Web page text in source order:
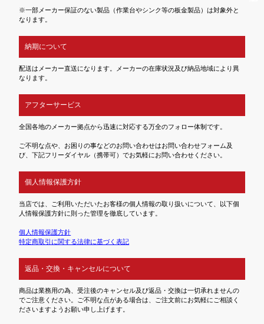
※一部メーカー保証のない製品（作業台やシンク等の板金製品）は対象外と
なります。
納期について
配送はメーカー直送になります。メーカーの在庫状況及び納品地域により異
なります。
アフターサービス
全国各地のメーカー拠点から迅速に対応する万全のフォロー体制です。
ご不明な点や、お困りの事などのお問い合わせはお問い合わせフォーム及
び、下記フリーダイヤル（携帯可）でお気軽にお問い合わせください。
個人情報保護方針
当店では、ご利用いただいたお客様の個人情報の取り扱いについて、以下個
人情報保護方針に則った管理を徹底しています。
個人情報保護方針
特定商取引に関する法律に基づく表記
返品・交換・キャンセルについて
商品は業務用の為、受注後のキャンセル及び返品・交換は一切承れませんの
でご注意ください。ご不明な点がある場合は、ご注文前にお気軽にご相談く
ださいますようお願い申し上げます。